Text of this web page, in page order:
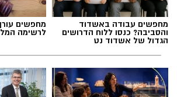
מחפשים עבודה באשדוד
והסביבה? כנסו ללוח הדרושים
הגדול של אשדוד נט
מחפשים
לרשימה